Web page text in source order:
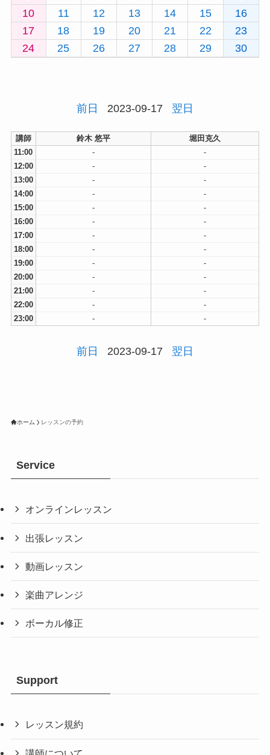
10
11 12 13 14 15
16
17
18 19 20 21 22
23
24
25 26 27 28 29 30
前日 2023-09-17 翌日
講師 鈴木 悠平
堀田克久
11:00
-
-
12:00
-
-
13:00
-
-
14:00
-
-
15:00
-
-
16:00
-
-
17:00
-
-
18:00
-
-
19:00
-
-
20:00
-
-
21:00
-
-
22:00
-
-
23:00
- -
前日 2023-09-17 翌日
ホーム レッスンの予約
Service
オンラインレッスン
出張レッスン
動画レッスン
楽曲アレンジ
ボーカル修正
Support
レッスン規約